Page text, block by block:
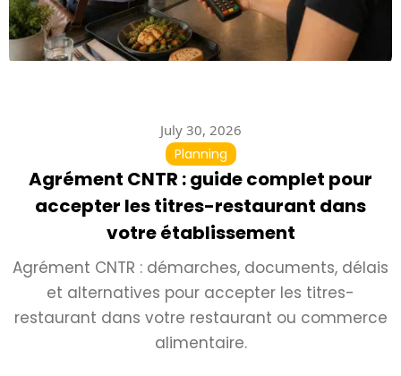
July 30, 2026
Planning
Agrément CNTR : guide complet pour
accepter les titres-restaurant dans
votre établissement
Agrément CNTR : démarches, documents, délais
et alternatives pour accepter les titres-
restaurant dans votre restaurant ou commerce
alimentaire.